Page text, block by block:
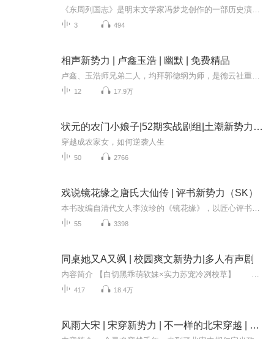
3 494
相声新势力 | 卢鑫玉浩 | 幽默 | 免费精品
12 17.9万
状元的农门小娘子|52期实战剧组|土潮新势力剧社
穿越成农家女，如何逆袭人生
50 2766
戏说镜花缘之唐氏大仙传 | 评书新势力（SK）
55 3398
同桌她又A又飒 | 校园爽文新势力|多人有声剧
417 18.4万
风雨大宋 | 宋穿新势力 | 不一样的北宋穿越 | 多人有声剧